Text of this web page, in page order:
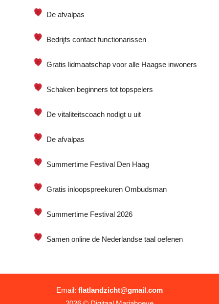
De afvalpas
Bedrijfs contact functionarissen
Gratis lidmaatschap voor alle Haagse inwoners
Schaken beginners tot topspelers
De vitaliteitscoach nodigt u uit
De afvalpas
Summertime Festival Den Haag
Gratis inloopspreekuren Ombudsman
Summertime Festival 2026
Samen online de Nederlandse taal oefenen
Email: flatlandzicht@gmail.com